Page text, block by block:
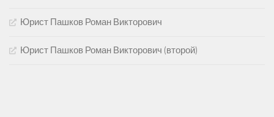
Юрист Пашков Роман Викторович
Юрист Пашков Роман Викторович (второй)